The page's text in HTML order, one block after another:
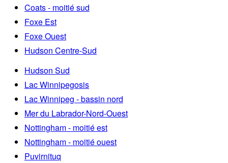
Coats - moitié sud
Foxe Est
Foxe Ouest
Hudson Centre-Sud
Hudson Sud
Lac Winnipegosis
Lac Winnipeg - bassin nord
Mer du Labrador-Nord-Ouest
Nottingham - moitié est
Nottingham - moitié ouest
Puvirnituq